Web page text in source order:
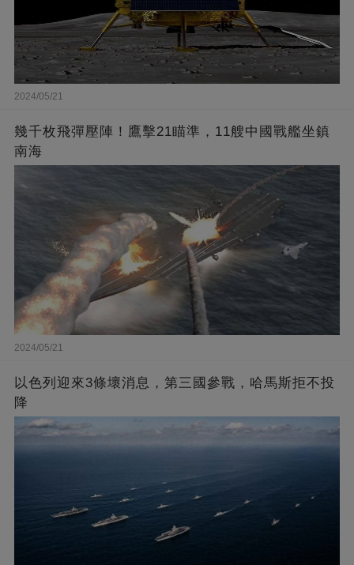
2024/05/21
幾千枚飛彈壓陣！鷹擊21瞄準，11艘中國戰艦坐鎮
南海
2024/05/21
以色列迎來3條壞消息，第三國參戰，哈馬斯拒不投
降